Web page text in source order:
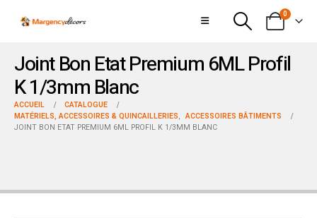
0
Joint Bon Etat Premium 6ML Profil
K 1/3mm Blanc
ACCUEIL
CATALOGUE
MATÉRIELS, ACCESSOIRES & QUINCAILLERIES, ACCESSOIRES BÂTIMENTS
JOINT BON ETAT PREMIUM 6ML PROFIL K 1/3MM BLANC